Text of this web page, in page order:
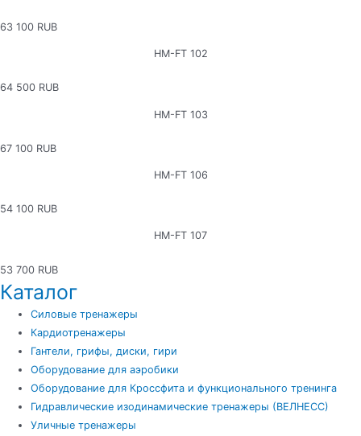
63 100 RUB
НМ-FТ 102
64 500 RUB
НМ-FТ 103
67 100 RUB
НМ-FТ 106
54 100 RUB
НМ-FТ 107
53 700 RUB
Каталог
Силовые тренажеры
Кардиотренажеры
Гантели, грифы, диски, гири
Оборудование для аэробики
Оборудование для Кроссфита и функционального тренинга
Гидравлические изодинамические тренажеры (ВЕЛНЕСС)
Уличные тренажеры